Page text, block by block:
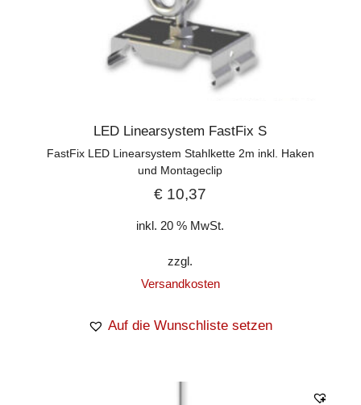
LED Linearsystem FastFix S
FastFix LED Linearsystem Stahlkette 2m inkl. Haken
und Montageclip
€ 10,37
inkl. 20 % MwSt.
zzgl.
Versandkosten
Auf die Wunschliste setzen